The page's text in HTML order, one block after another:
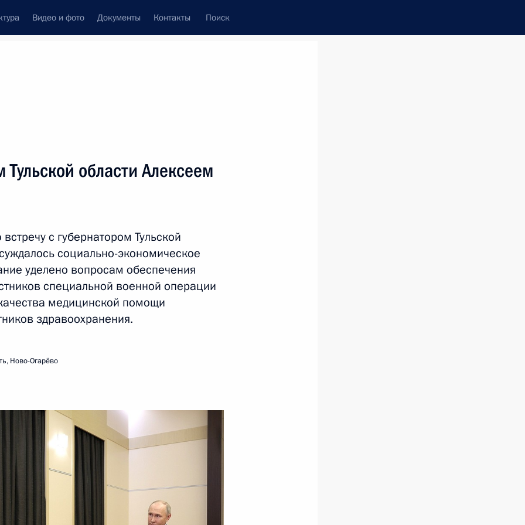
Видео и фото Документы Контакты Поиск
следующие материалы
кооператива
военнослужащих –
службу по контракту
Правительства
области Михаилом
Тульской области Алексеем
с губернатором Тульской
социально-экономическое
уделено вопросам обеспечения
специальной военной операции
медицинской помощи
здравоохранения.
Ново-Огарёво